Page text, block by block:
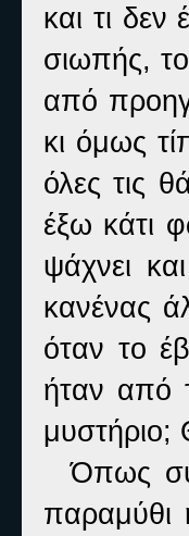
και τι
σιωπής,
από
κι όμως
όλες τις
έξω κάτι
ψάχνει
κανένας
όταν το
ήταν από
μυστήριο;
Όπως
παραμύθι